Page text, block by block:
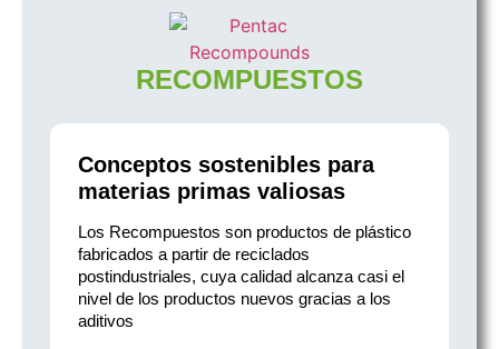
RECOMPUESTOS
Conceptos sostenibles para
materias primas valiosas
Los Recompuestos son productos de plástico
fabricados a partir de reciclados
postindustriales, cuya calidad alcanza casi el
nivel de los productos nuevos gracias a los
aditivos